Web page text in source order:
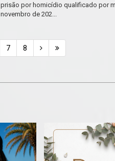
prisão por homicídio qualificado por
novembro de 202...
7 8